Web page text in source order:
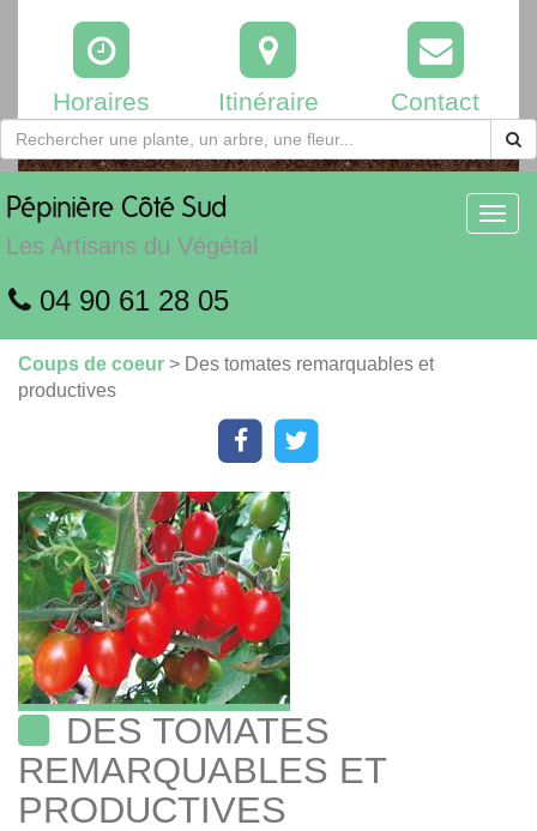
Horaires Itinéraire Contact
Pépinière Côté Sud
Les Artisans du Végétal
04 90 61 28 05
Coups de coeur > Des tomates remarquables et
productives
DES TOMATES
REMARQUABLES ET
PRODUCTIVES